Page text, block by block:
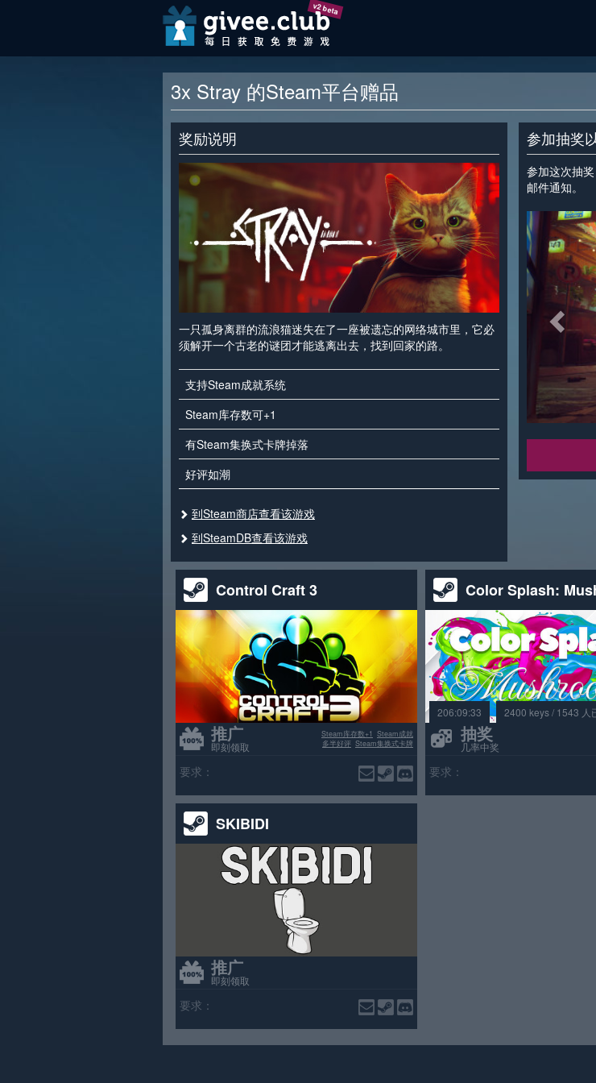
v2 beta
3x Stray 的Steam平台赠品
奖励说明
一只孤身离群的流浪猫迷失在了一座被遗忘的网络城市里，它必
须解开一个古老的谜团才能逃离出去，找到回家的路。
支持Steam成就系统
Steam库存数可+1
有Steam集换式卡牌掉落
好评如潮
到Steam商店查看该游戏
到SteamDB查看该游戏
参加抽奖
参加这次抽
邮件通知。
<
Control Craft 3
推广
即刻领取
Steam成就
Steam库存数+1
Steam集换式卡牌
多半好评
要求：
Color Splash:
206:09:33 2400 keys / 1543 人
抽奖
几率中奖
要求：
SKIBIDI
推广
即刻领取
要求：